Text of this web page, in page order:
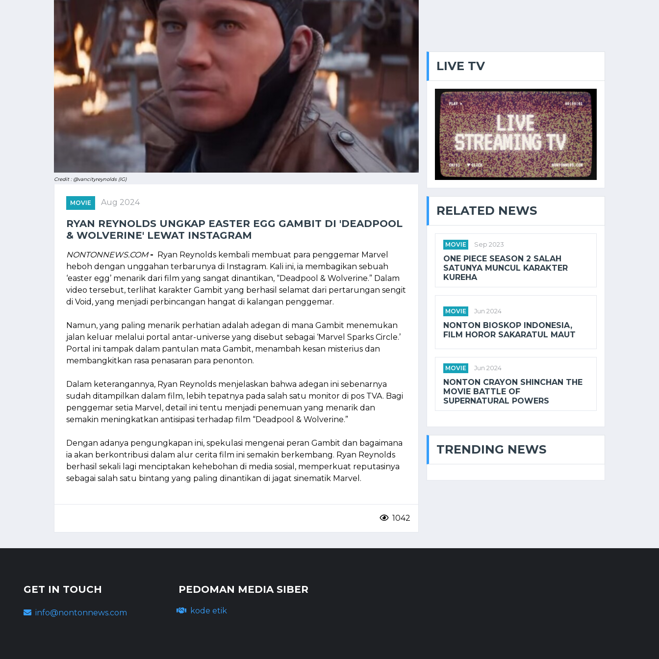
Credit : @vancityreynolds (IG)
MOVIE Aug 2024
RYAN REYNOLDS UNGKAP EASTER EGG GAMBIT DI 'DEADPOOL
& WOLVERINE' LEWAT INSTAGRAM
NONTONNEWS.COM - Ryan Reynolds kembali membuat para penggemar Marvel
heboh dengan unggahan terbarunya di Instagram. Kali ini, ia membagikan sebuah
‘easter egg’ menarik dari film yang sangat dinantikan, “Deadpool & Wolverine.” Dalam
video tersebut, terlihat karakter Gambit yang berhasil selamat dari pertarungan sengit
di Void, yang menjadi perbincangan hangat di kalangan penggemar.
Namun, yang paling menarik perhatian adalah adegan di mana Gambit menemukan
jalan keluar melalui portal antar-universe yang disebut sebagai ‘Marvel Sparks Circle.’
Portal ini tampak dalam pantulan mata Gambit, menambah kesan misterius dan
membangkitkan rasa penasaran para penonton.
Dalam keterangannya, Ryan Reynolds menjelaskan bahwa adegan ini sebenarnya
sudah ditampilkan dalam film, lebih tepatnya pada salah satu monitor di pos TVA. Bagi
penggemar setia Marvel, detail ini tentu menjadi penemuan yang menarik dan
semakin meningkatkan antisipasi terhadap film “Deadpool & Wolverine.”
Dengan adanya pengungkapan ini, spekulasi mengenai peran Gambit dan bagaimana
ia akan berkontribusi dalam alur cerita film ini semakin berkembang. Ryan Reynolds
berhasil sekali lagi menciptakan kehebohan di media sosial, memperkuat reputasinya
sebagai salah satu bintang yang paling dinantikan di jagat sinematik Marvel.
1042
LIVE TV
RELATED NEWS
MOVIE Sep 2023
ONE PIECE SEASON 2 SALAH
SATUNYA MUNCUL KARAKTER
KUREHA
MOVIE Jun 2024
NONTON BIOSKOP INDONESIA,
FILM HOROR SAKARATUL MAUT
MOVIE Jun 2024
NONTON CRAYON SHINCHAN THE
MOVIE BATTLE OF
SUPERNATURAL POWERS
TRENDING NEWS
GET IN TOUCH
info@nontonnews.com
PEDOMAN MEDIA SIBER
kode etik